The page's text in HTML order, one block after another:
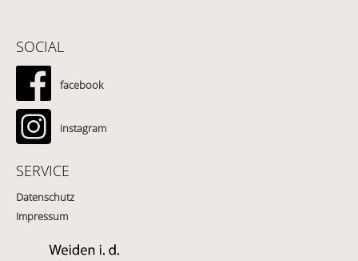
SOCIAL
facebook
instagram
SERVICE
Datenschutz
Impressum